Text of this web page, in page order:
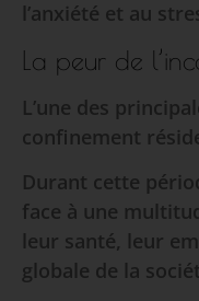
l’anxiété et au
La peur de
L’une des
confinement
Durant cette
face à une
leur santé, leur
globale de la